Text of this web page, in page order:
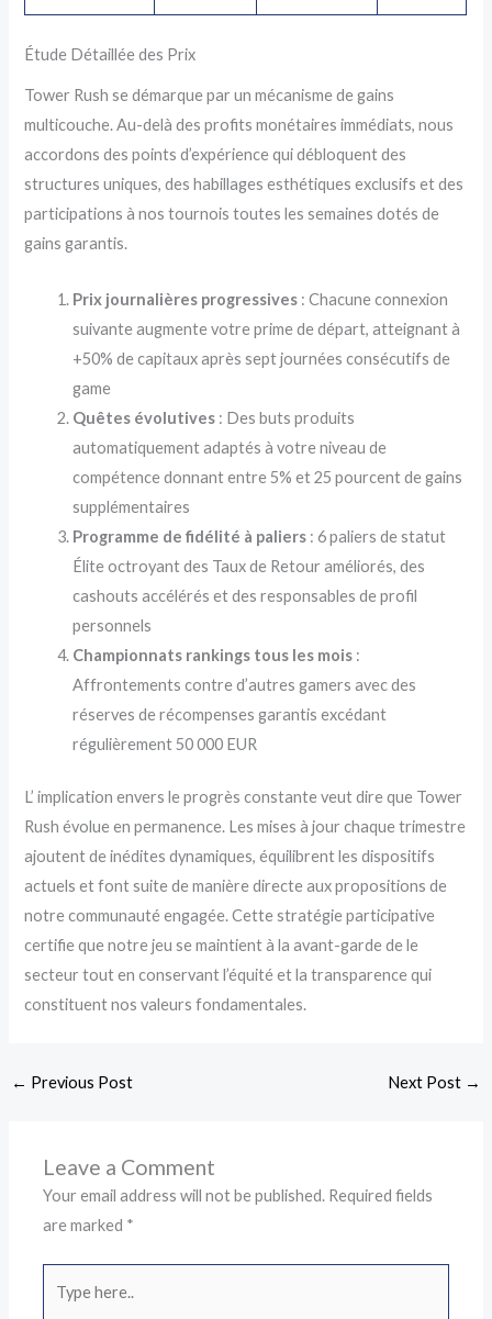
Étude Détaillée des Prix
Tower Rush se démarque par un mécanisme de gains
multicouche. Au-delà des profits monétaires immédiats, nous
accordons des points d’expérience qui débloquent des
structures uniques, des habillages esthétiques exclusifs et des
participations à nos tournois toutes les semaines dotés de
gains garantis.
Prix journalières progressives : Chacune connexion
suivante augmente votre prime de départ, atteignant à
+50% de capitaux après sept journées consécutifs de
game
Quêtes évolutives : Des buts produits
automatiquement adaptés à votre niveau de
compétence donnant entre 5% et 25 pourcent de gains
supplémentaires
Programme de fidélité à paliers : 6 paliers de statut
Élite octroyant des Taux de Retour améliorés, des
cashouts accélérés et des responsables de profil
personnels
Championnats rankings tous les mois :
Affrontements contre d’autres gamers avec des
réserves de récompenses garantis excédant
régulièrement 50 000 EUR
L’ implication envers le progrès constante veut dire que Tower
Rush évolue en permanence. Les mises à jour chaque trimestre
ajoutent de inédites dynamiques, équilibrent les dispositifs
actuels et font suite de manière directe aux propositions de
notre communauté engagée. Cette stratégie participative
certifie que notre jeu se maintient à la avant-garde de le
secteur tout en conservant l’équité et la transparence qui
constituent nos valeurs fondamentales.
← Previous Post Next Post →
Leave a Comment
Your email address will not be published. Required fields
are marked *
here..